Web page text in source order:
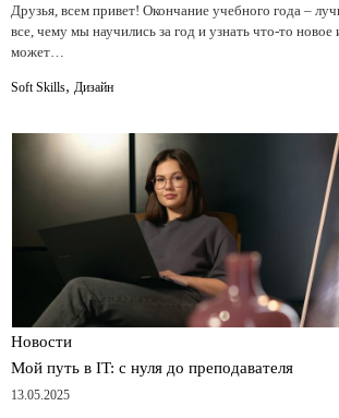
Друзья, всем привет! Окончание учебного года –
все, чему мы научились за год и узнать что-то новое
может…
Soft Skills, Дизайн
Новости
Мой путь в IT: с нуля до преподавателя
13.05.2025